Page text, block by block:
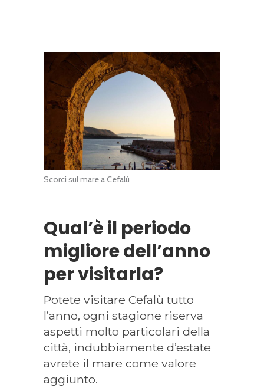
Scorci sul mare a Cefalù
Qual’è il periodo
migliore dell’anno
per visitarla?
Potete visitare Cefalù tutto
l’anno, ogni stagione riserva
aspetti molto particolari della
città, indubbiamente d’estate
avrete il mare come valore
aggiunto.